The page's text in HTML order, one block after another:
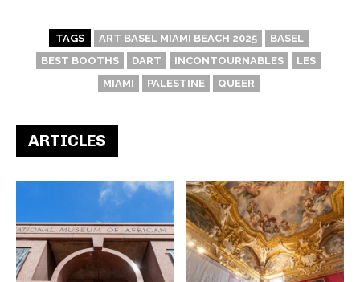
TAGS ART BASEL MIAMI BEACH 2025
BASEL
BEST BOOTHS
DART INCONTOURNABLES
LES
MIAMI
PALESTINE QUEER
ARTICLES